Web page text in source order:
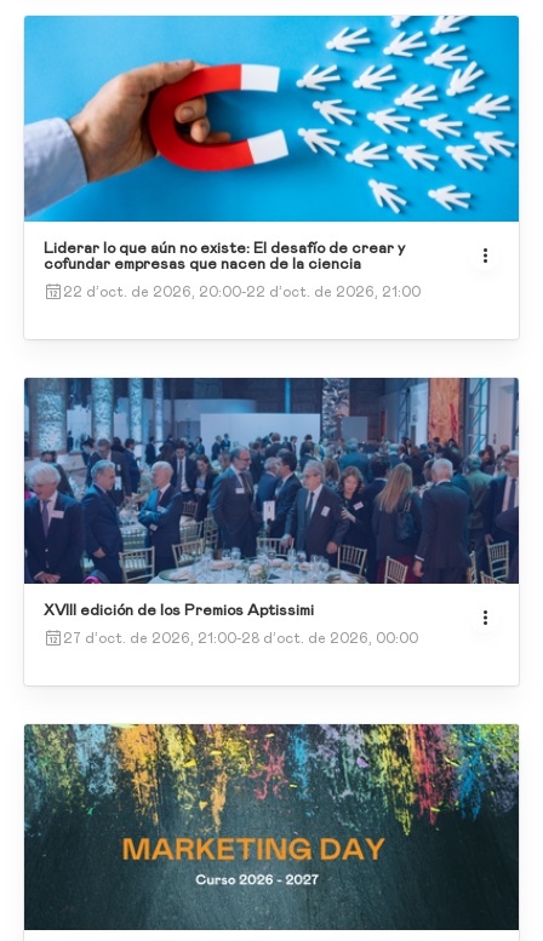
Liderar lo que aún no existe: El desafío de crear y
cofundar empresas que nacen de la ciencia
22 d’oct. de 2026, 20:00-22 d’oct. de 2026, 21:00
XVIII edición de los Premios Aptissimi
27 d’oct. de 2026, 21:00-28 d’oct. de 2026, 00:00